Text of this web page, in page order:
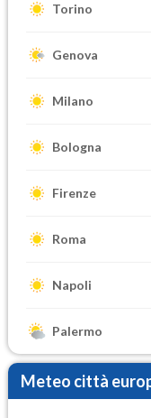
Torino
Genova
Milano
Bologna
Firenze
Roma
Napoli
Palermo
Meteo città